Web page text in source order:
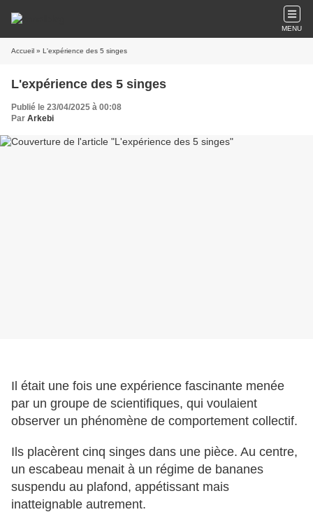
MENU
Accueil » L'expérience des 5 singes
L'expérience des 5 singes
Publié le 23/04/2025 à 00:08
Par Arkebi
Il était une fois une expérience fascinante menée
par un groupe de scientifiques, qui voulaient
observer un phénomène de comportement collectif.
Ils placèrent cinq singes dans une pièce. Au centre,
un escabeau menait à un régime de bananes
suspendu au plafond, appétissant mais
inatteignable autrement.